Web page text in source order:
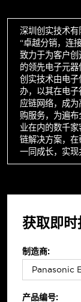
深圳创实技术
“卓越分销，连
致力于为客户
的领先电子元器
创实技术由电子
办，以其在电
应链网络，成
购服务，为遍
业在内的数千
链解决方案，
一同成长，实现
获取即时
制造商:
产品编号: